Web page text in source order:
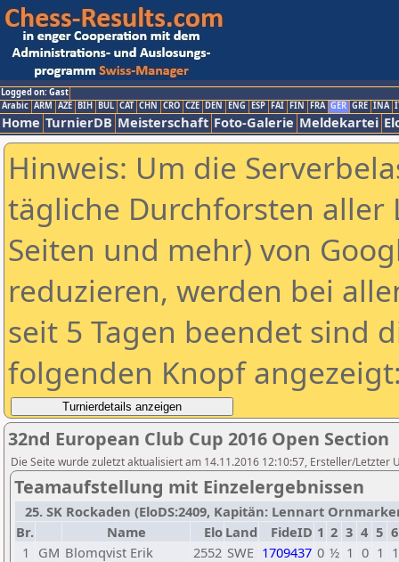
Logged on: Gast
Arabic ARM AZE BIH BUL CAT CHN CRO CZE DEN ENG ESP FAI FIN FRA GER GRE INA
Home TurnierDB Meisterschaft Foto-Galerie Meldekartei
Hinweis: Um die
tägliche Durchforsten aller
Seiten und mehr) von
reduzieren, werden bei
seit 5 Tagen beendet sind
folgenden Knopf
32nd European Club Cup 2016 Open Section
Die Seite wurde zuletzt aktualisiert am 14.11.2016 12:10:57, Ersteller/Letzter
Teamaufstellung mit Einzelergebnissen
25. SK Rockaden (EloDS:2409, Kapitän: Lennart
Br.
Name Elo Land FideID 1 2 3 4 5 6
1
GM Blomqvist Erik 2552 SWE 1709437 0 ½ 1 0 1 1